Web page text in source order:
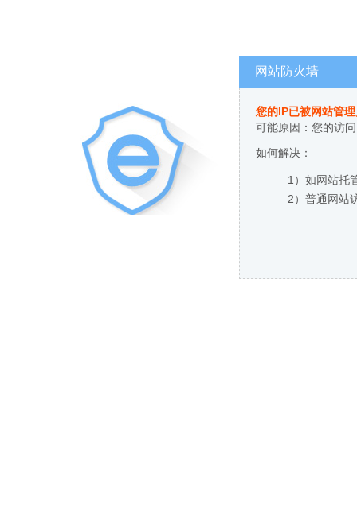
网站防火墙
您的IP已被网站管
可能原因：您的访
如何解决：
1）如网站托
2）普通网站